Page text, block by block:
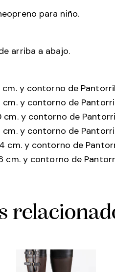
para niño.
arriba a abajo.
cm. y contorno de
cm. y contorno de
cm. y contorno de
cm. y contorno de
cm. y contorno de
cm. y contorno de